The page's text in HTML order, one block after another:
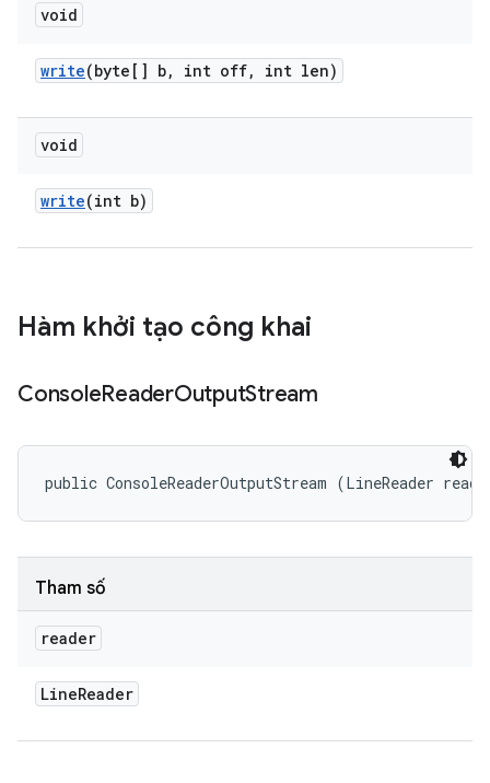
void
write(byte[] b, int off, int len)
void
write(int b)
Hàm khởi tạo công khai
ConsoleReaderOutputStream
public ConsoleReaderOutputStream (LineReader
Tham số
reader
LineReader